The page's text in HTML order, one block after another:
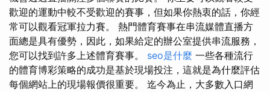
歡迎的運動中較不受歡迎的賽事，但如果你熱衷的話，你經
常可以觀看冠軍拉力賽。 熱門體育賽事在串流媒體直播方
面總是具有優勢，因此，如果給定的辦公室提供串流服務，
您可以找到許多上述體育賽事。 seo是什麼 一些各種流行
的體育博彩策略的成功是基於現場投注，這就是為什麼評估
每個網站上的現場報價很重要。 迄今為止，大多數入口網